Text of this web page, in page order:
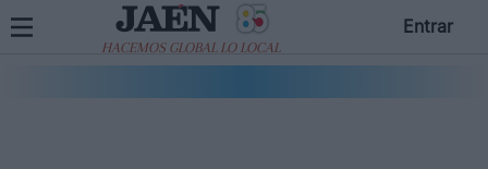
HACEMOS GLOBAL LO LOCAL
Entrar